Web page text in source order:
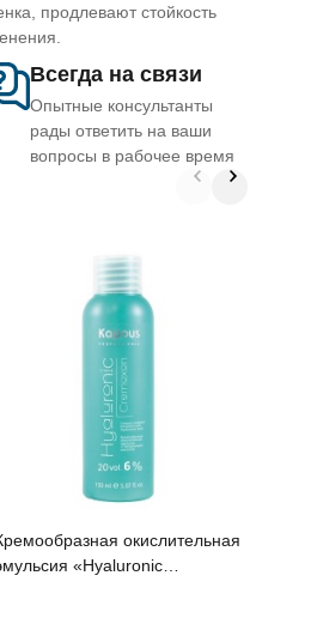
продлевают стойкость
Всегда на связи
Опытные консультанты
рады ответить на ваши
вопросы в рабочее время
окислительная
«Hyaluronic